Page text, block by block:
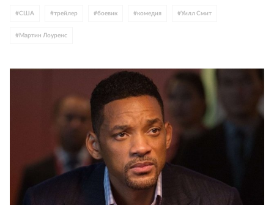
#США #трейлер #боевик #комедия #Уилл Смит
# Мартин Лоуренс